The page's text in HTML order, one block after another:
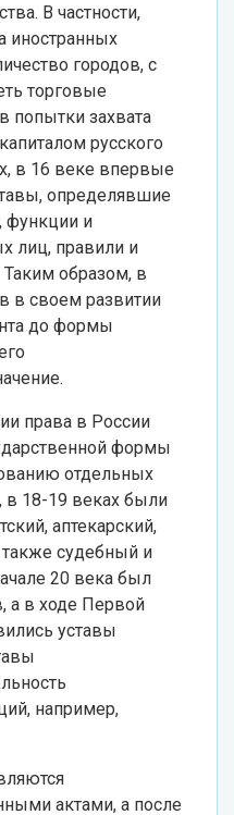
В частности,
иностранных
городов, с
торговые
попытки захвата
русского
в 16 веке впервые
определявшие
функции и
лиц, правили и
образом, в
в своем развитии
до формы
права в России
формы
отдельных
в 18-19 веках были
аптекарский,
судебный и
20 века был
а в ходе Первой
уставы
например,
актами, а после